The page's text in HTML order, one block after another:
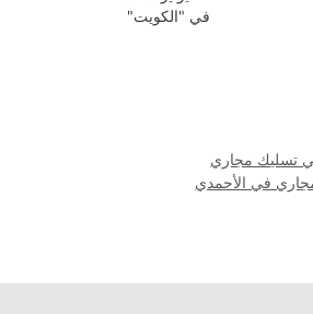
في "الكويت"
تسليك مجاري
في الأحمدي